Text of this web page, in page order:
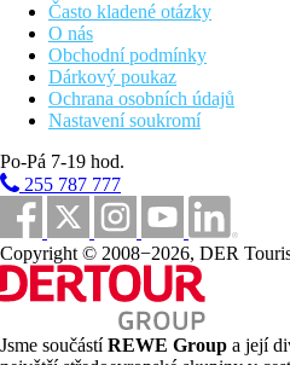
Často kladené otázky
O nás
Obchodní podmínky
Dárkový poukaz
Ochrana osobních údajů
Nastavení soukromí
Po-Pá 7-19 hod.
255 787 777
Copyright © 2008−2026, DER
Jsme součástíREWE Group a její